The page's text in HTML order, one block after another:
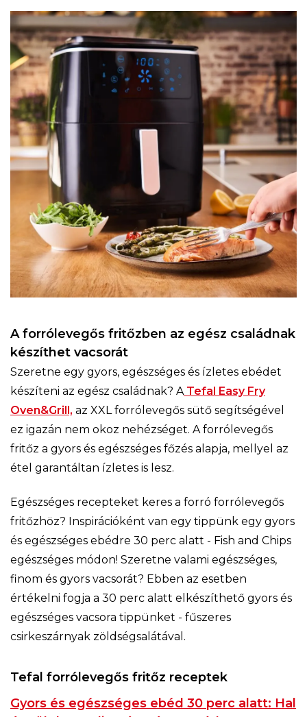
A forrólevegős fritőzben az egész családnak
készíthet vacsorát
Szeretne egy gyors, egészséges és ízletes ebédet
készíteni az egész családnak? A Tefal Easy Fry
Oven&Grill, az XXL forrólevegős sütő segítségével
ez igazán nem okoz nehézséget. A forrólevegős
fritőz a gyors és egészséges főzés alapja, mellyel az
étel garantáltan ízletes is lesz.
Egészséges recepteket keres a forró forrólevegős
fritőzhöz? Inspirációként van egy tippünk egy gyors
és egészséges ebédre 30 perc alatt - Fish and Chips
egészséges módon! Szeretne valami egészséges,
finom és gyors vacsorát? Ebben az esetben
értékelni fogja a 30 perc alatt elkészíthető gyors és
egészséges vacsora tippünket - fűszeres
csirkeszárnyak zöldségsalátával.
Tefal forrólevegős fritőz receptek
Gyors és egészséges ebéd 30 perc alatt: Hal